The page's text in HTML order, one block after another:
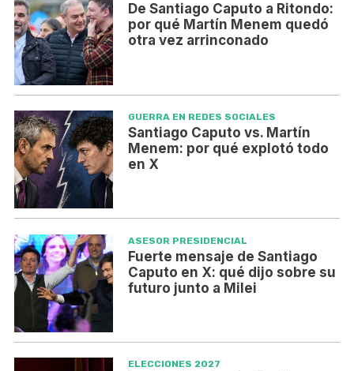
De Santiago Caputo a Ritondo:
por qué Martín Menem quedó
otra vez arrinconado
GUERRA EN REDES SOCIALES
Santiago Caputo vs. Martín
Menem: por qué explotó todo
en X
ASESOR PRESIDENCIAL
Fuerte mensaje de Santiago
Caputo en X: qué dijo sobre su
futuro junto a Milei
ELECCIONES 2027